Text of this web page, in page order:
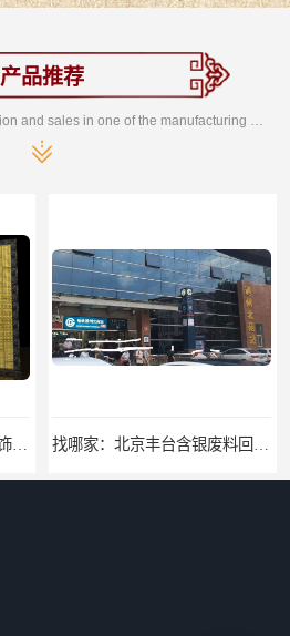
产品推荐
Development, design, production and sales in one of the manufacturing enterprises
找哪家：北京丰台含银废料回收价格咨询